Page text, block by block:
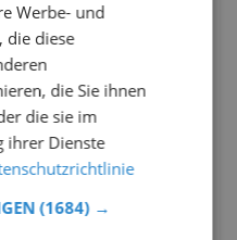
Werbe- und
die diese
die Sie ihnen
die sie im
ihrer Dienste
(1684) →